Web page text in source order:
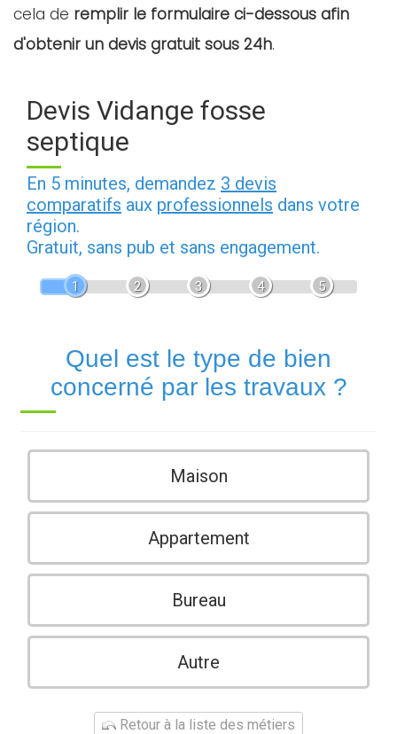
cela de remplir le formulaire ci-dessous afin
d'obtenir un devis gratuit sous 24h.
Devis Vidange fosse
septique
En 5 minutes, demandez 3 devis
comparatifs aux professionnels dans votre
région.
Gratuit, sans pub et sans engagement.
1 2 3 4 5
Quel est le type de bien
concerné par les travaux ?
Maison
Appartement
Bureau
Autre
Retour à la liste des métiers